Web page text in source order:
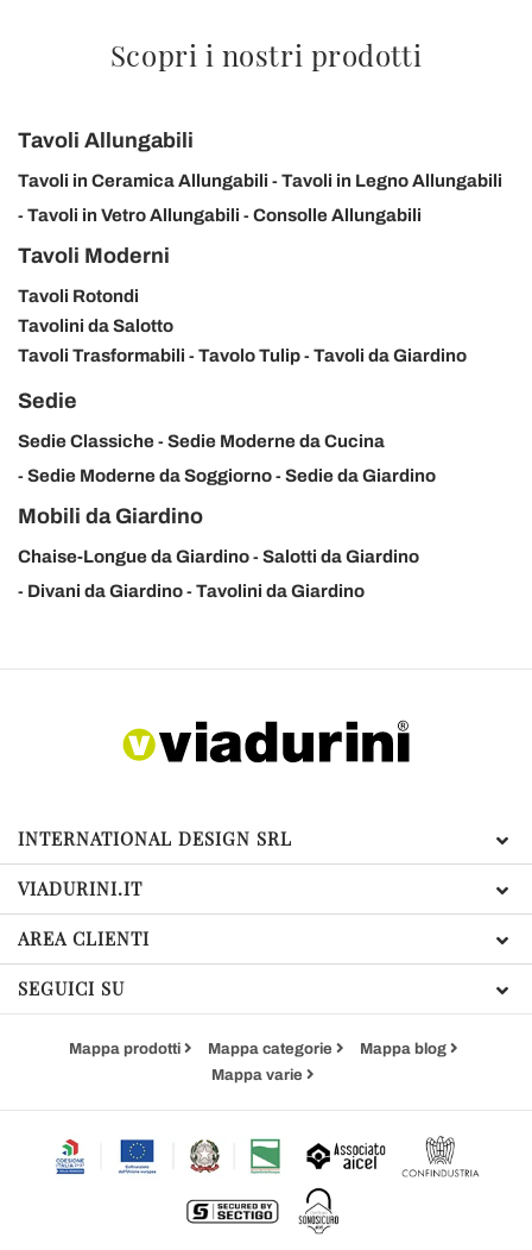
Scopri i nostri prodotti
Tavoli Allungabili
Tavoli in Ceramica Allungabili
Tavoli in Legno Allungabili
Tavoli in Vetro Allungabili
Consolle Allungabili
Tavoli Moderni
Tavoli Rotondi
Tavolini da Salotto
Tavoli Trasformabili
Tavolo Tulip Tavoli da Giardino
Sedie
Sedie Classiche
Sedie Moderne da Cucina
Sedie Moderne da Soggiorno
Sedie da Giardino
Mobili da Giardino
Chaise-Longue da Giardino
Salotti da Giardino
Divani da Giardino
Tavolini da Giardino
INTERNATIONAL DESIGN SRL
VIADURINI.IT
AREA CLIENTI
SEGUICI SU
Mappa prodotti Mappa categorie
Mappa blog
Mappa varie